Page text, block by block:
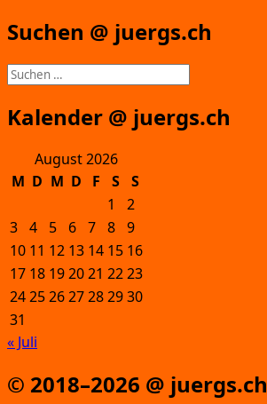
Suchen @ juergs.ch
Suchen
nach:
Kalender @ juergs.ch
August 2026
M D M D F S
S
1
2
3 4 5 6 7 8 9
10 11 12 13 14 15 16
17 18 192021 2223
24252627282930
31
« Juli
© 2018–2026 @ juergs.ch